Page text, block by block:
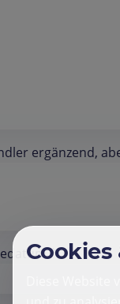
ergänzend,
*
Diese